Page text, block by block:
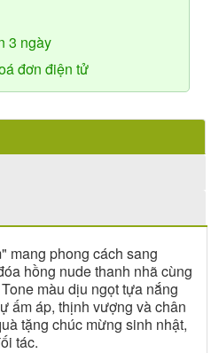
3 ngày
đơn điện tử
mang phong cách sang
hồng nude thanh nhã cùng
màu dịu ngọt tựa nắng
ấm áp, thịnh vượng và chân
tặng chúc mừng sinh nhật,
tác.